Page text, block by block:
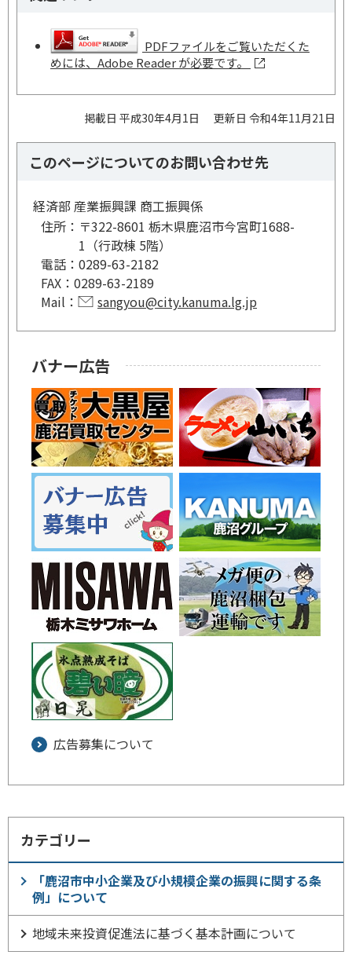
PDFファイルをご覧いただくた
めには、Adobe Reader が必要です。
掲載日 平成30年4月1日 更新日 令和4年11月21日
このページについてのお問い合わせ先
経済部 産業振興課 商工振興係
住所： 〒322-8601 栃木県鹿沼市今宮町1688-
1（行政棟 5階）
電話： 0289-63-2182
FAX： 0289-63-2189
Mail：
sangyou@city.kanuma.lg.jp
バナー広告
広告募集について
カテゴリー
「鹿沼市中小企業及び小規模企業の振興に関する条
例」について
地域未来投資促進法に基づく基本計画について